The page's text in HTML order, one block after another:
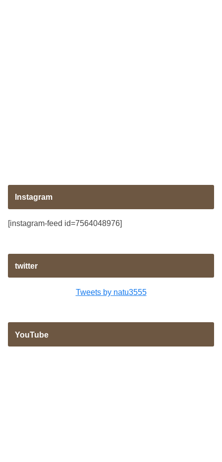
Instagram
[instagram-feed id=7564048976]
twitter
Tweets by natu3555
YouTube